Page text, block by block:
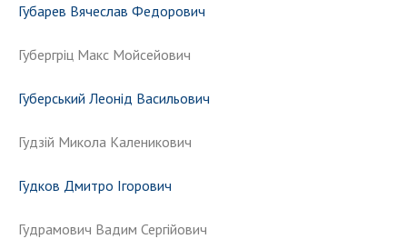
Губарев Вячеслав Федорович
Губергріц Макс Мойсейович
Губерський Леонід Васильович
Гудзій Микола Каленикович
Гудков Дмитро Ігорович
Гудрамович Вадим Сергійович